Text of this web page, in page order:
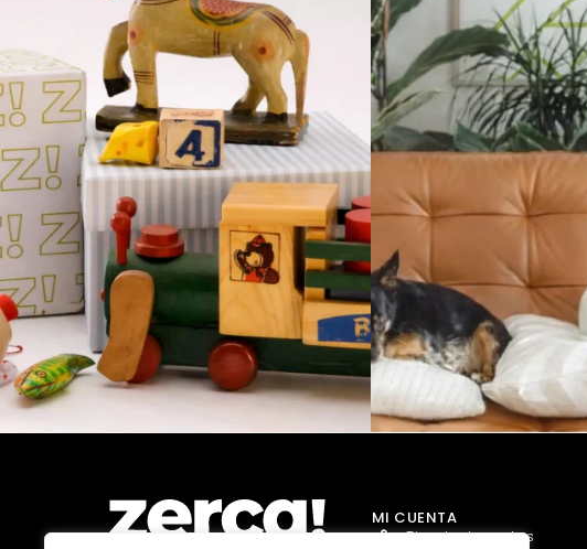
MI CUENTA
Tienda Juguetes